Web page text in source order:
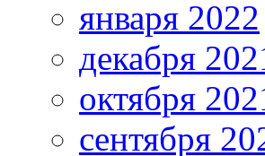
января 2022
декабря
октября
сентября